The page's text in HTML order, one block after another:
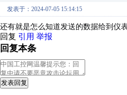
发表于：2024-07-05 15:14:15
还有就是怎么知道发送的数据给到仪
回复 引用 举报
回复本条
发表回复